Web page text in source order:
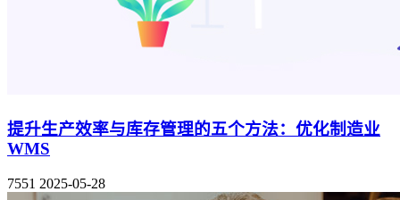
提升生产效率与库存管理的五个方法：优化制造业
WMS
7551 2025-05-28